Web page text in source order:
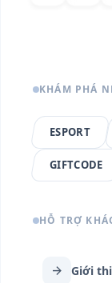
KHÁM PHÁ
ESPORT
GIFTCODE
HỖ TRỢ
arrow_forward Giới